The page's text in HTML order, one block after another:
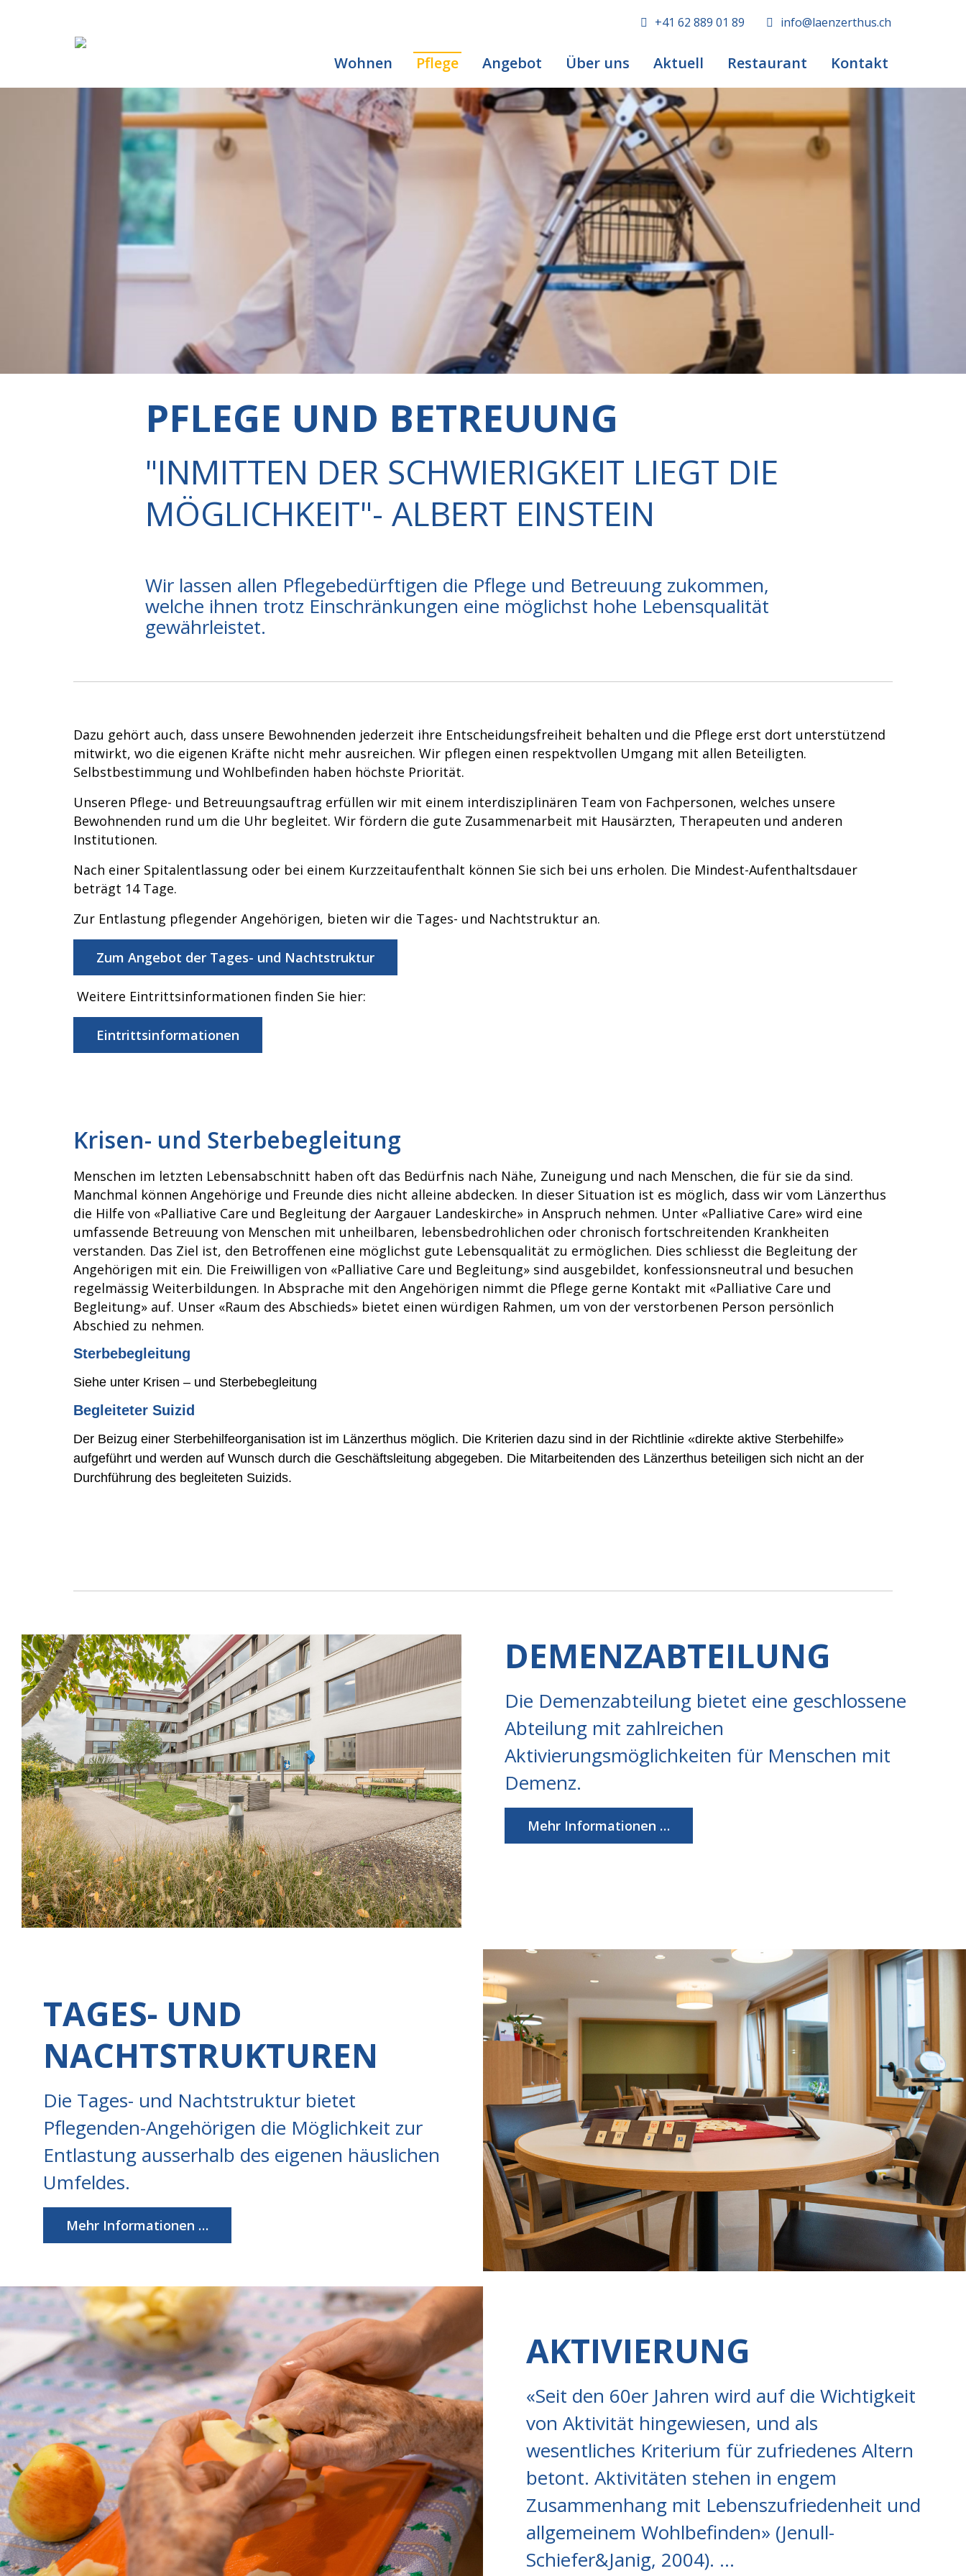
+41 62 889 01 89 info@laenzerthus.ch
Wohnen Pflege Angebot Über uns Aktuell Restaurant Kontakt
PFLEGE UND BETREUUNG
"INMITTEN DER SCHWIERIGKEIT LIEGT DIE
MÖGLICHKEIT"- ALBERT EINSTEIN
Wir lassen allen Pflegebedürftigen die Pflege und Betreuung zukommen,
welche ihnen trotz Einschränkungen eine möglichst hohe Lebensqualität
gewährleistet.
Dazu gehört auch, dass unsere Bewohnenden jederzeit ihre Entscheidungsfreiheit behalten und die Pflege erst dort unterstützend
mitwirkt, wo die eigenen Kräfte nicht mehr ausreichen. Wir pflegen einen respektvollen Umgang mit allen Beteiligten.
Selbstbestimmung und Wohlbefinden haben höchste Priorität.
Unseren Pflege- und Betreuungsauftrag erfüllen wir mit einem interdisziplinären Team von Fachpersonen, welches unsere
Bewohnenden rund um die Uhr begleitet. Wir fördern die gute Zusammenarbeit mit Hausärzten, Therapeuten und anderen
Institutionen.
Nach einer Spitalentlassung oder bei einem Kurzzeitaufenthalt können Sie sich bei uns erholen. Die Mindest-Aufenthaltsdauer
beträgt 14 Tage.
Zur Entlastung pflegender Angehörigen, bieten wir die Tages- und Nachtstruktur an.
Zum Angebot der Tages- und Nachtstruktur
Weitere Eintrittsinformationen finden Sie hier:
Eintrittsinformationen
Krisen- und Sterbebegleitung
Menschen im letzten Lebensabschnitt haben oft das Bedürfnis nach Nähe, Zuneigung und nach Menschen, die für sie da sind.
Manchmal können Angehörige und Freunde dies nicht alleine abdecken. In dieser Situation ist es möglich, dass wir vom Länzerthus
die Hilfe von «Palliative Care und Begleitung der Aargauer Landeskirche» in Anspruch nehmen. Unter «Palliative Care» wird eine
umfassende Betreuung von Menschen mit unheilbaren, lebensbedrohlichen oder chronisch fortschreitenden Krankheiten
verstanden. Das Ziel ist, den Betroffenen eine möglichst gute Lebensqualität zu ermöglichen. Dies schliesst die Begleitung der
Angehörigen mit ein. Die Freiwilligen von «Palliative Care und Begleitung» sind ausgebildet, konfessionsneutral und besuchen
regelmässig Weiterbildungen. In Absprache mit den Angehörigen nimmt die Pflege gerne Kontakt mit «Palliative Care und
Begleitung» auf. Unser «Raum des Abschieds» bietet einen würdigen Rahmen, um von der verstorbenen Person persönlich
Abschied zu nehmen.
Sterbebegleitung
Siehe unter Krisen – und Sterbebegleitung
Begleiteter Suizid
Der Beizug einer Sterbehilfeorganisation ist im Länzerthus möglich. Die Kriterien dazu sind in der Richtlinie «direkte aktive Sterbehilfe»
aufgeführt und werden auf Wunsch durch die Geschäftsleitung abgegeben. Die Mitarbeitenden des Länzerthus beteiligen sich nicht an der
Durchführung des begleiteten Suizids.
DEMENZABTEILUNG
Die Demenzabteilung bietet eine geschlossene
Abteilung mit zahlreichen
Aktivierungsmöglichkeiten für Menschen mit
Demenz.
Mehr Informationen …
TAGES- UND
NACHTSTRUKTUREN
Die Tages- und Nachtstruktur bietet
Pflegenden-Angehörigen die Möglichkeit zur
Entlastung ausserhalb des eigenen häuslichen
Umfeldes.
Mehr Informationen …
AKTIVIERUNG
«Seit den 60er Jahren wird auf die Wichtigkeit
von Aktivität hingewiesen, und als
wesentliches Kriterium für zufriedenes Altern
betont. Aktivitäten stehen in engem
Zusammenhang mit Lebenszufriedenheit und
allgemeinem Wohlbefinden» (Jenull-
Schiefer&Janig, 2004). …